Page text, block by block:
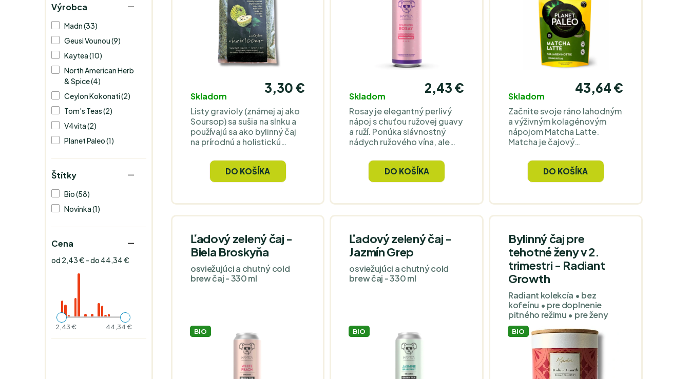
Výrobca
Madn (33)
Geusi Vounou (9)
Kaytea (10)
North American Herb
& Spice (4)
Ceylon Kokonati (2)
Tom’s Teas (2)
V4vita (2)
Planet Paleo (1)
Štítky
Bio (58)
Novinka (1)
Cena
od 2,43 € - do 44,34 €
2,43 € 44,34 €
Skladom
3,30 €
Listy gravioly (známej aj ako
Soursop) sa sušia na slnku a
používajú sa ako bylinný čaj
na prírodnú a holistickú
Naše listy gravioly
pochádzajú z pôvodného
zdroja na Srí Lanke a sú v
Zaručená kvalita a čistota,
rovnako ako u všetkých
DO KOŠÍKA
Skladom
2,43 €
Rosay je elegantný perlivý
nápoj s chuťou ružovej guavy
a ruží. Ponúka slávnostný
nádych ružového vína, ale
Dokonalé osvieženie na
každú príležitosť - ľahké,
čisté a dokonale vyvážené.
DO KOŠÍKA
Skladom
43,64 €
Začnite svoje ráno lahodným
a výživným kolagénovým
nápojom Matcha Latte.
Matcha je čajový
silu a výživové výhody
celého čajového listu. Po
stáročia je súčasťou ázijskej
ranné a popoludňajšie
"nakopnutie".
DO KOŠÍKA
Ľadový zelený čaj -
Biela Broskyňa
osviežujúci a chutný cold
brew čaj - 330 ml
BIO
Ľadový zelený čaj -
Jazmín Grep
osviežujúci a chutný cold
brew čaj - 330 ml
BIO
Bylinný čaj pre
tehotné ženy v 2.
trimestri - Radiant
Growth
Radiant kolekcía • bez
kofeínu • pre doplnenie
pitného režimu • pre ženy
BIO